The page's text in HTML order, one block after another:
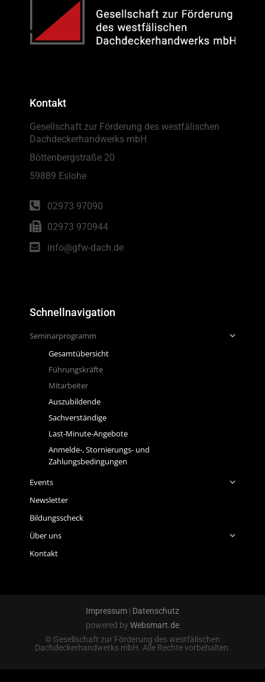
Kontakt
Gesellschaft zur Förderung des westfälischen
Dachdeckerhandwerks mbH
Böttenbergstraße 20
59889 Eslohe
02973 97090
02973 970944
info@gfw-dach.de
Schnellnavigation
Seminarprogramm
Gesamtübersicht
Führungskräfte
Mitarbeiter
Auszubildende
Sachverständige
Last-Minute-Angebote
Anmelde-, Stornierungs- und
Zahlungsbedingungen
Events
Newsletter
Bildungsscheck
Über uns
Kontakt
Impressum | Datenschutz
powered by Websmart.de
© Gesellschaft zur Förderung des westfälischen
Dachdeckerhandwerks mbH. Alle Rechte vorbehalten.